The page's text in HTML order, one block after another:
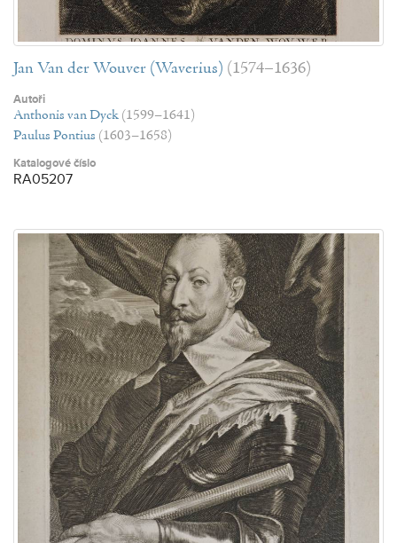
Jan Van der Wouver (Waverius) (1574–1636)
Autoři
Anthonis van Dyck (1599–1641)
Paulus Pontius (1603–1658)
Katalogové číslo
RA05207